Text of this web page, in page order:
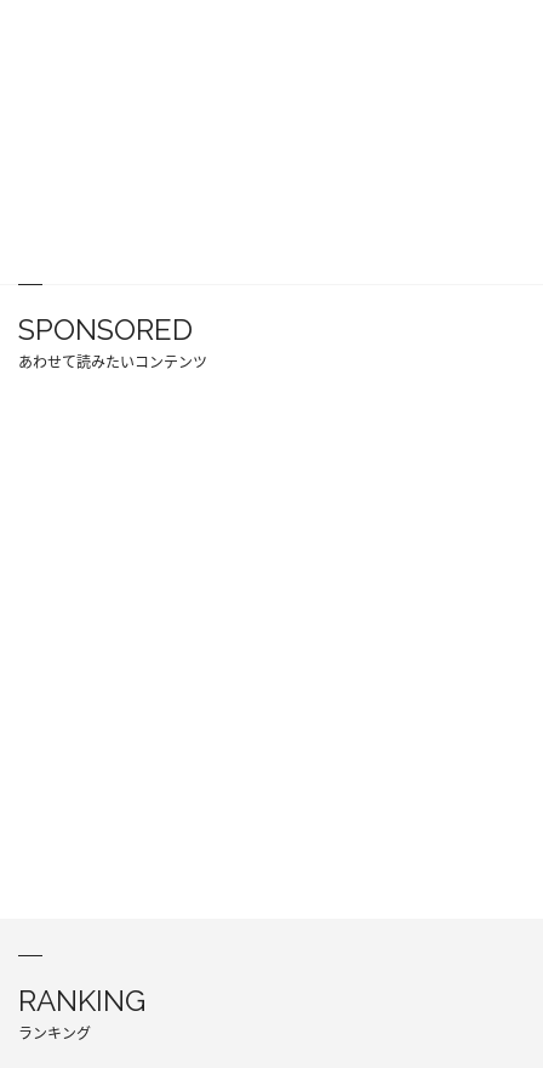
SPONSORED
あわせて読みたいコンテンツ
RANKING
ランキング